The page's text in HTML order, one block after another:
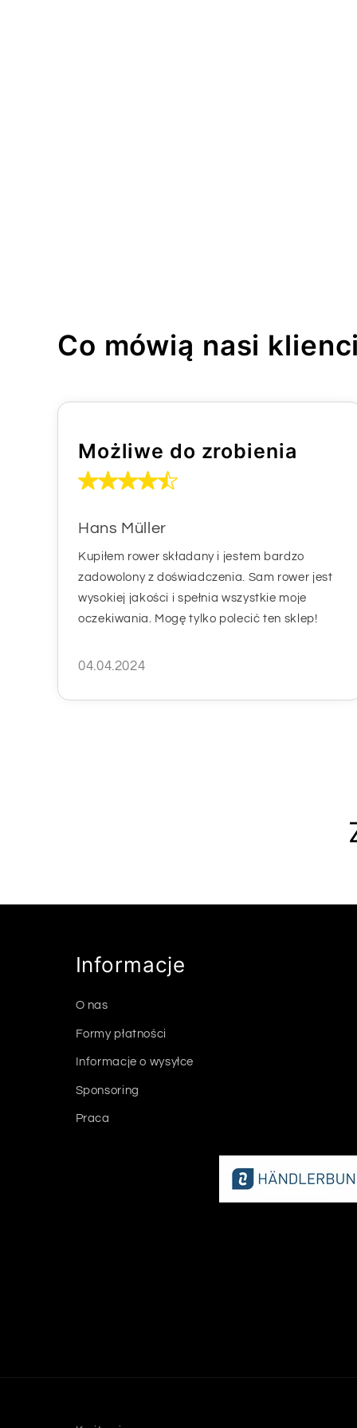
Co mówią nasi klienci
Możliwe do zrobienia
Hans Müller
Kupiłem rower składany i jestem bardzo
zadowolony z doświadczenia. Sam rower jest
wysokiej jakości i spełnia wszystkie moje
oczekiwania. Mogę tylko polecić ten sklep!
04.04.2024
Informacje
O nas
Formy płatności
Informacje o wysyłce
Sponsoring
Praca